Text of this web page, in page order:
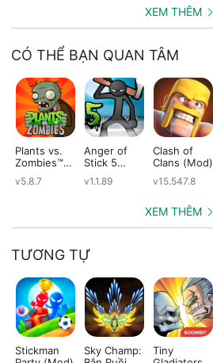
XEM THÊM
CÓ THỂ BẠN QUAN TÂM
Plants vs.
Zombies™
v5.8.7
Anger of
Stick 5
v1.1.89
Clash of
Clans (Mod)
v15.547.8
XEM THÊM
TƯƠNG TỰ
Stickman
Sky Champ:
Tiny